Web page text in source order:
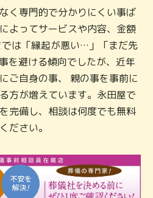
く専門的で分かりにくい事ば
よってサービスや内容、金額
は「縁起が悪い…」「まだ先
を避ける傾向でしたが、近年
ご自身の事、 親の事を事前に
方が増えています。永田屋で
完備し、相談は何度でも無料
ださい。